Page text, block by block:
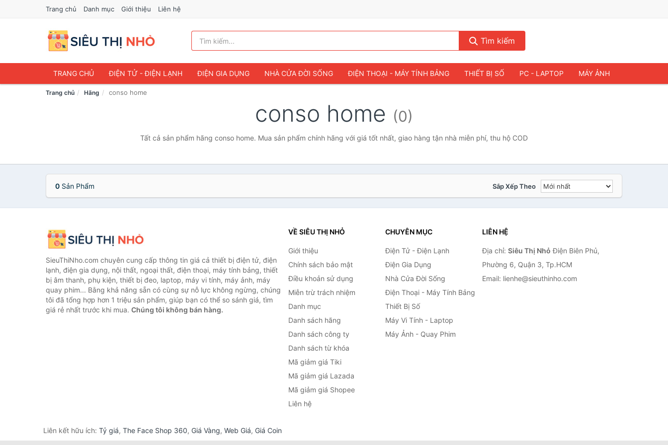
Trang chủ Danh mục Giới thiệu Liên hệ
Tìm kiếm
TRANG CHỦ ĐIỆN TỬ - ĐIỆN LẠNH ĐIỆN GIA DỤNG NHÀ CỬA ĐỜI SỐNG ĐIỆN THOẠI - MÁY TÍNH BẢNG THIẾT BỊ SỐ PC - LAPTOP MÁY ẢNH
Trang chủ Hãng conso home
conso home (0)
Tất cả sản phẩm hãng conso home. Mua sản phẩm chính hãng với giá tốt nhất, giao hàng tận nhà miễn phí, thu hộ COD
0 Sản Phẩm Sắp Xếp Theo
SieuThiNho.com chuyên cung cấp thông tin giá cả thiết bị điện tử, điện
lạnh, điện gia dụng, nội thất, ngoại thất, điện thoại, máy tính bảng, thiết
bị âm thanh, phụ kiện, thiết bị đeo, laptop, máy vi tính, máy ảnh, máy
quay phim... Bằng khả năng sẵn có cùng sự nỗ lực không ngừng, chúng
tôi đã tổng hợp hơn 1 triệu sản phẩm, giúp bạn có thể so sánh giá, tìm
giá rẻ nhất trước khi mua. Chúng tôi không bán hàng.
VỀ SIÊU THỊ NHỎ
Giới thiệu
Chính sách bảo mật
Điều khoản sử dụng
Miễn trừ trách nhiệm
Danh mục
Danh sách hãng
Danh sách công ty
Danh sách từ khóa
Mã giảm giá Tiki
Mã giảm giá Lazada
Mã giảm giá Shopee
Liên hệ
CHUYÊN MỤC
Điện Tử - Điện Lạnh
Điện Gia Dụng
Nhà Cửa Đời Sống
Điện Thoại - Máy Tính Bảng
Thiết Bị Số
Máy Vi Tính - Laptop
Máy Ảnh - Quay Phim
LIÊN HỆ
Địa chỉ: Siêu Thị Nhỏ Điện Biên Phủ,
Phường 6, Quận 3, Tp.HCM
Email: lienhe@sieuthinho.com
Liên kết hữu ích: Tỷ giá, The Face Shop 360, Giá Vàng, Web Giá, Giá Coin